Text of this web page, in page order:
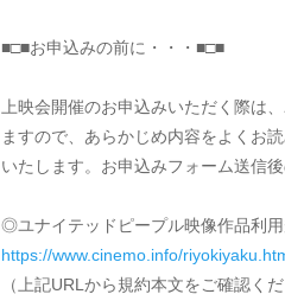
■□■お申込みの前に・・・■□■
上映会開催のお申込みいただく際は
ますので、あらかじめ内容をよくお
いたします。お申込みフォーム送信
◎ユナイテッドピープル映像作品利
https://www.cinemo.info/
（上記URLから規約本文をご確認くだ